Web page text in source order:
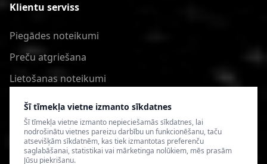
Šī tīmekļa vietne izmanto sīkdatnes
Šī tīmekļa vietne izmanto nepieciešamās sīkdatnes, lai
nodrošinātu vietnes pareizu darbību un funkcionēšanu, taču
atsevišķām sīkdatnēm, kas tiek izmantotas preferenču
saglabāšanai, statistikai vai mārketinga nolūkiem, mēs prasām
Jūsu piekrišanu.
Klientu serviss
Piegādes noteikumi
Preču atgriešana
Lietošanas noteikumi
Privātuma politika